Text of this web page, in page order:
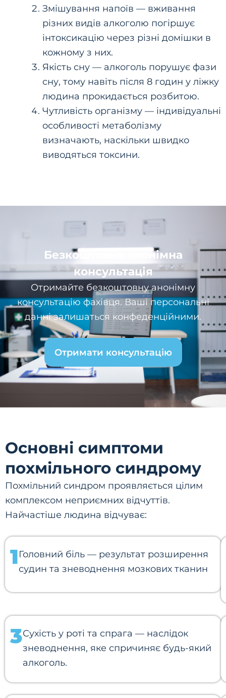
Змішування напоїв — вживання
різних видів алкоголю погіршує
інтоксикацію через різні домішки в
кожному з них.
Якість сну — алкоголь порушує фази
сну, тому навіть після 8 годин у ліжку
людина прокидається розбитою.
Чутливість організму — індивідуальні
особливості метаболізму
визначають, наскільки швидко
виводяться токсини.
Безкоштовна анонімна
консультація
Отримайте безкоштовну анонімну
консультацію фахівця. Ваші персональні
данні залишаться конфеденційними.
Отримати консультацію
Основні симптоми
похмільного синдрому
Похмільний синдром проявляється цілим
комплексом неприємних відчуттів.
Найчастіше людина відчуває:
1Головний біль — результат розширення
судин та зневоднення мозкових тканин
3Сухість у роті та спрага — наслідок
зневоднення, яке спричиняє будь-який
алкоголь.